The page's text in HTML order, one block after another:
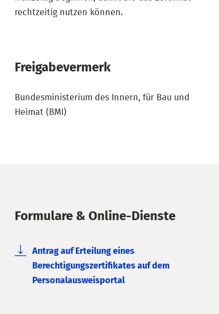
rechtzeitig nutzen können.
Freigabevermerk
Bundesministerium des Innern, für Bau und
Heimat (BMI)
Formulare & Online-Dienste
Antrag auf Erteilung eines
Berechtigungszertifikates auf dem
Personalausweisportal